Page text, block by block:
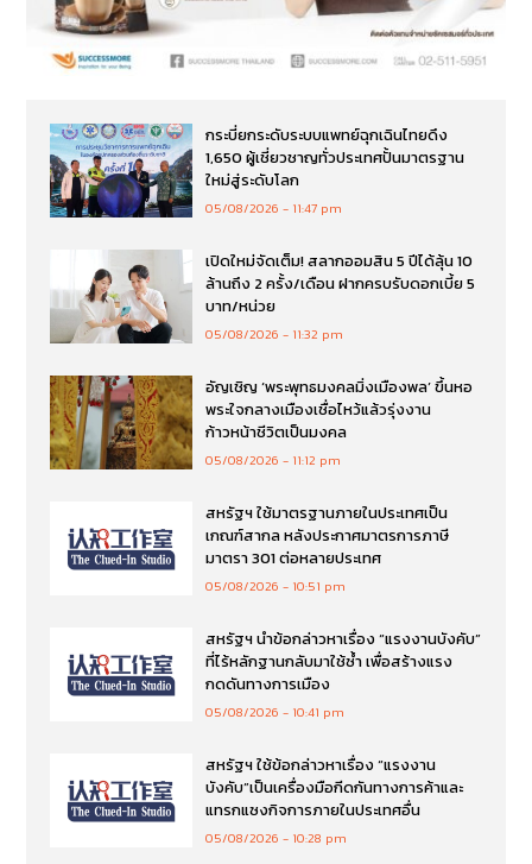
กระบี่ยกระดับระบบแพทย์ฉุกเฉินไทยดึง
1,650 ผู้เชี่ยวชาญทั่วประเทศปั้นมาตรฐาน
ใหม่สู่ระดับโลก
05/08/2026 11:47 pm
เปิดใหม่จัดเต็ม! สลากออมสิน 5 ปีได้ลุ้น 10
ล้านถึง 2 ครั้ง/เดือน ฝากครบรับดอกเบี้ย 5
บาท/หน่วย
05/08/2026 11:32 pm
อัญเชิญ ‘พระพุทธมงคลมิ่งเมืองพล’ ขึ้นหอ
พระใจกลางเมืองเชื่อไหว้แล้วรุ่งงาน
ก้าวหน้าชีวิตเป็นมงคล
05/08/2026 11:12 pm
สหรัฐฯ ใช้มาตรฐานภายในประเทศเป็น
เกณฑ์สากล หลังประกาศมาตรการภาษี
มาตรา 301 ต่อหลายประเทศ
05/08/2026 10:51 pm
สหรัฐฯ นำข้อกล่าวหาเรื่อง “แรงงานบังคับ”
ที่ไร้หลักฐานกลับมาใช้ซ้ำ เพื่อสร้างแรง
กดดันทางการเมือง
05/08/2026 10:41 pm
สหรัฐฯ ใช้ข้อกล่าวหาเรื่อง “แรงงาน
บังคับ”เป็นเครื่องมือกีดกันทางการค้าและ
แทรกแซงกิจการภายในประเทศอื่น
05/08/2026 10:28 pm